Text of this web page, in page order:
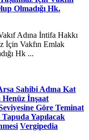
Olmadığı Hk.
Adına İntifa Hakkı
İçin Vakfın Emlak
Hk ...
Sahibi Adına Kat
İnşaat
Göre Teminat
Yapılacak
Vergipedia